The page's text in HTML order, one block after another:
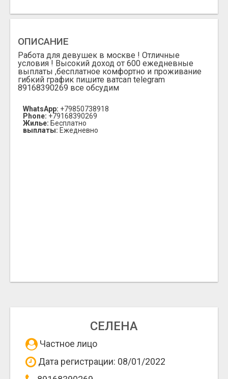
ОПИСАНИЕ
Работа для девушек в москве ! Отличные
условия ! Высокий доход от 600 ежедневные
выплаты ,бесплатное комфортно и проживание
гибкий график пишите ватсап telegram
89168390269 все обсудим
WhatsApp: +79850738918
Phone: +79168390269
Жилье: Бесплатно
выплаты: Ежедневно
СЕЛЕНА
Частное лицо
Дата регистрации: 08/01/2022